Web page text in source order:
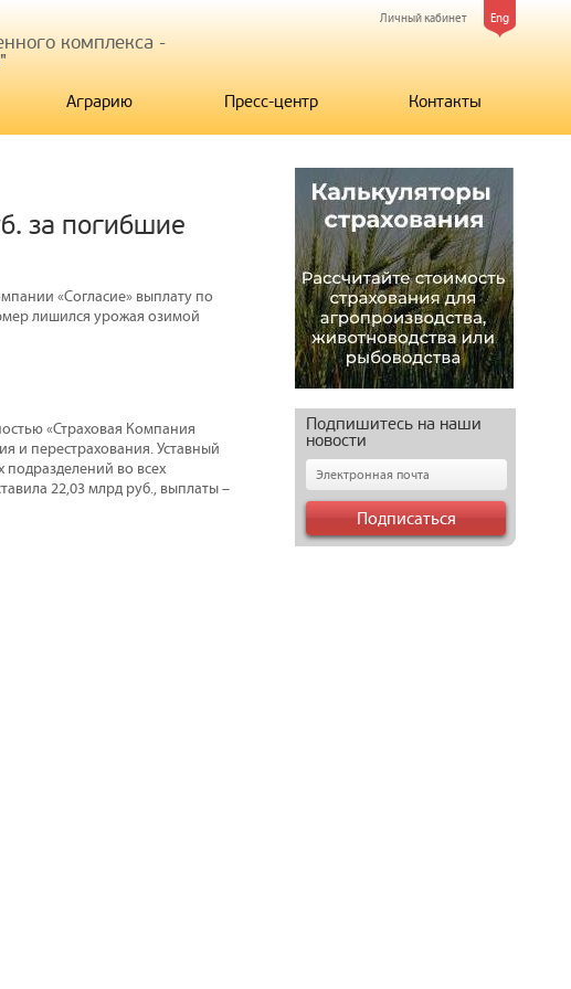
Eng
Личный кабинет
комплекса -
Аграрию Пресс-центр Контакты
за погибшие
«Согласие» выплату по
лишился урожая озимой
«Страховая Компания
и перестрахования. Уставный
подразделений во всех
22,03 млрд руб., выплаты –
Подпишитесь на наши
новости